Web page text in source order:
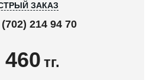
ЗАКАЗ
214 94 70
460 тг.